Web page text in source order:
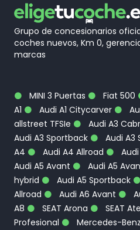
[8T6]Control automático de
(Tempomat)
[SLN]S line edition
[PB4]Black Edition
[N2R]Cuero napa fina con
Grupo de concesionarios
coches nuevos, Km 0,
marcas
MINI 3 Puertas Fiat 500
A1
Audi A1 Citycarver
allstreet TFSIe
Audi A3
Audi A3 Sportback
Audi A3
A4
Audi A4 Allroad
Audi A5 Avant
Audi A5
hybrid
Audi A5 Sportback
Allroad
Audi A6 Avant
A8
SEAT Arona SEAT
Profesional
Mercedes-